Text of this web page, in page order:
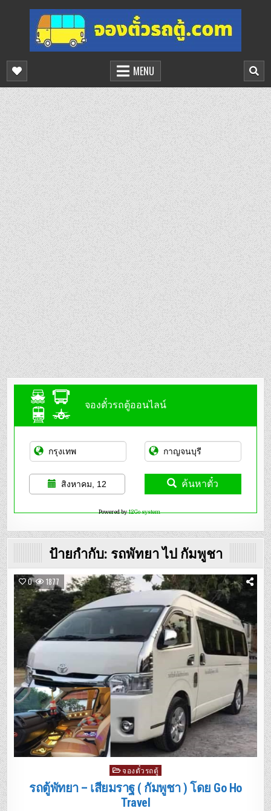
content
จองตั๋วรถตู้ออนไลน์
บริการจองตั๋วรถตู้ออนไลน์
MENU
จองตั๋วรถตู้ออนไลน์
สิงหาคม, 12 ค้นหาตั๋ว
Powered by12Go system
ป้ายกำกับ: รถพัทยา ไป กัมพูชา
0 1877
Posted
in
จองตั๋วรถตู้
รถตู้พัทยา – เสียมราฐ ( กัมพูชา ) โดย Go Ho
Travel